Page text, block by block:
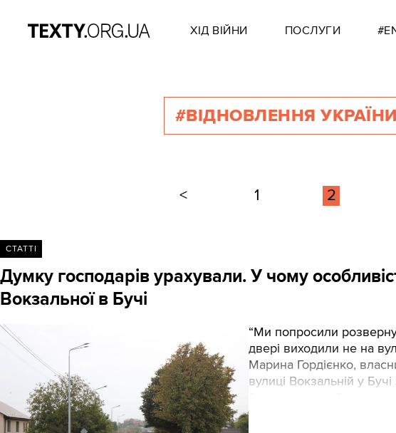
ХІД ВІЙНИ ПОСЛУГИ
#ВІДНОВЛЕННЯ УКРАЇНИ
< 1 2
СТАТТІ
Думку господарів урахували. У чому
Вокзальної в Бучі
“Ми попросили
двері виходили не на
Марина Гордієнко,
вулиці Вокзальній у